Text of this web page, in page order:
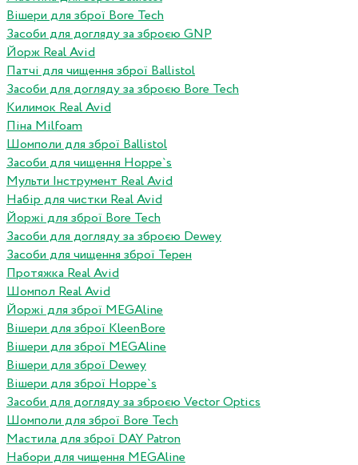
Вішери для зброї Bore Tech
Засоби для догляду за зброєю GNP
Йорж Real Avid
Патчі для чищення зброї Ballistol
Засоби для догляду за зброєю Bore Tech
Килимок Real Avid
Піна Milfoam
Шомполи для зброї Ballistol
Засоби для чищення Hoppe`s
Мульти Інструмент Real Avid
Набір для чистки Real Avid
Йоржі для зброї Bore Tech
Засоби для догляду за зброєю Dewey
Засоби для чищення зброї Терен
Протяжка Real Avid
Шомпол Real Avid
Йоржі для зброї MEGAline
Вішери для зброї KleenBore
Вішери для зброї MEGAline
Вішери для зброї Dewey
Вішери для зброї Hoppe`s
Засоби для догляду за зброєю Vector Optics
Шомполи для зброї Bore Tech
Мастила для зброї DAY Patron
Набори для чищення MEGAline